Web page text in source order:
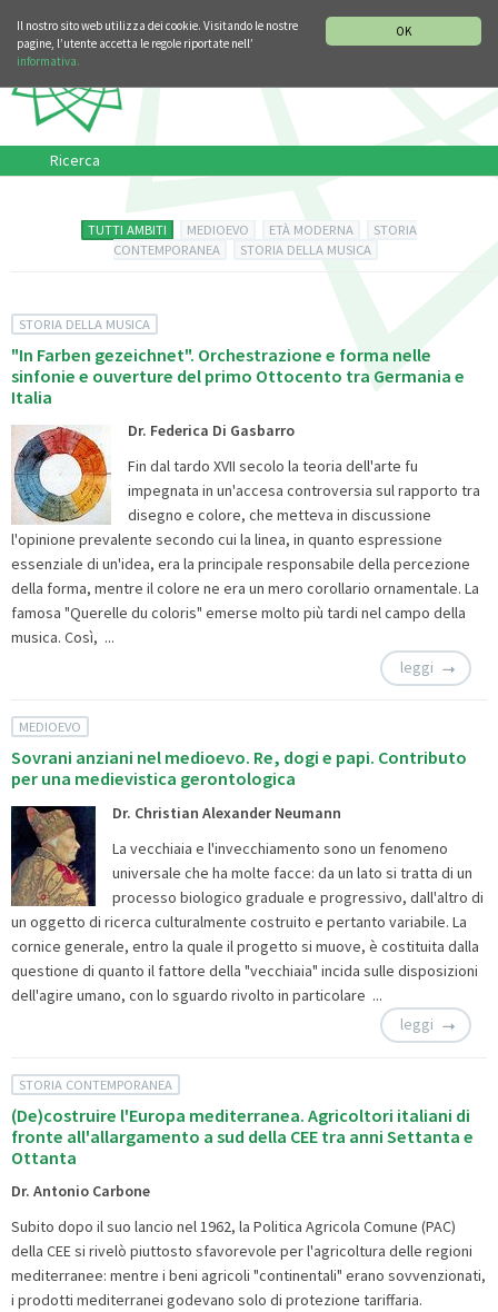
OK
Il nostro sito web utilizza dei cookie. Visitando le nostre
pagine, l’utente accetta le regole riportate nell’
informativa.
Ricerca
TUTTI AMBITI MEDIOEVO ETÀ MODERNA
STORIA
CONTEMPORANEA
STORIA DELLA MUSICA
STORIA DELLA MUSICA
"In Farben gezeichnet". Orchestrazione e forma nelle
sinfonie e ouverture del primo Ottocento tra Germania e
Italia
Dr. Federica Di Gasbarro
Fin dal tardo XVII secolo la teoria dell'arte fu
impegnata in un'accesa controversia sul rapporto tra
disegno e colore, che metteva in discussione
l'opinione prevalente secondo cui la linea, in quanto espressione
essenziale di un'idea, era la principale responsabile della percezione
della forma, mentre il colore ne era un mero corollario ornamentale. La
famosa "Querelle du coloris" emerse molto più tardi nel campo della
musica. Così, ...
leggi
MEDIOEVO
Sovrani anziani nel medioevo. Re, dogi e papi. Contributo
per una medievistica gerontologica
Dr. Christian Alexander Neumann
La vecchiaia e l'invecchiamento sono un fenomeno
universale che ha molte facce: da un lato si tratta di un
processo biologico graduale e progressivo, dall'altro di
un oggetto di ricerca culturalmente costruito e pertanto variabile. La
cornice generale, entro la quale il progetto si muove, è costituita dalla
questione di quanto il fattore della "vecchiaia" incida sulle disposizioni
dell'agire umano, con lo sguardo rivolto in particolare ...
leggi
STORIA CONTEMPORANEA
(De)costruire l'Europa mediterranea. Agricoltori italiani di
fronte all'allargamento a sud della CEE tra anni Settanta e
Ottanta
Dr. Antonio Carbone
Subito dopo il suo lancio nel 1962, la Politica Agricola Comune (PAC)
della CEE si rivelò piuttosto sfavorevole per l'agricoltura delle regioni
mediterranee: mentre i beni agricoli "continentali" erano sovvenzionati,
i prodotti mediterranei godevano solo di protezione tariffaria.